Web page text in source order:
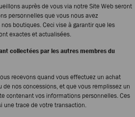
auprès de vous via notre Site Web seront
personnelles que vous nous avez
boutiques. Ceci vise à garantir que les
exactes et actualisées.
collectées par les autres membres du
recevons quand vous effectuez un achat
de nos concessions, et que vous remplissez un
contenant vos informations personnelles. Ces
une trace de votre transaction.